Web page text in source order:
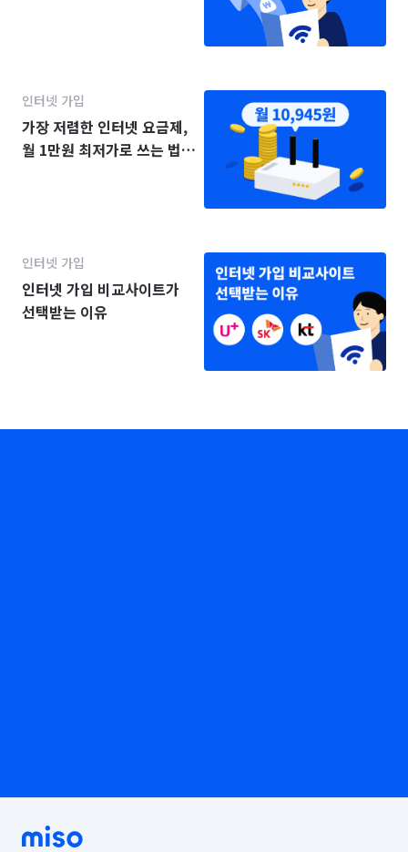
인터넷 가입
가장 저렴한 인터넷 요금제,
월 1만원 최저가로 쓰는 법
인터넷 가입
인터넷 가입 비교사이트가
선택받는 이유